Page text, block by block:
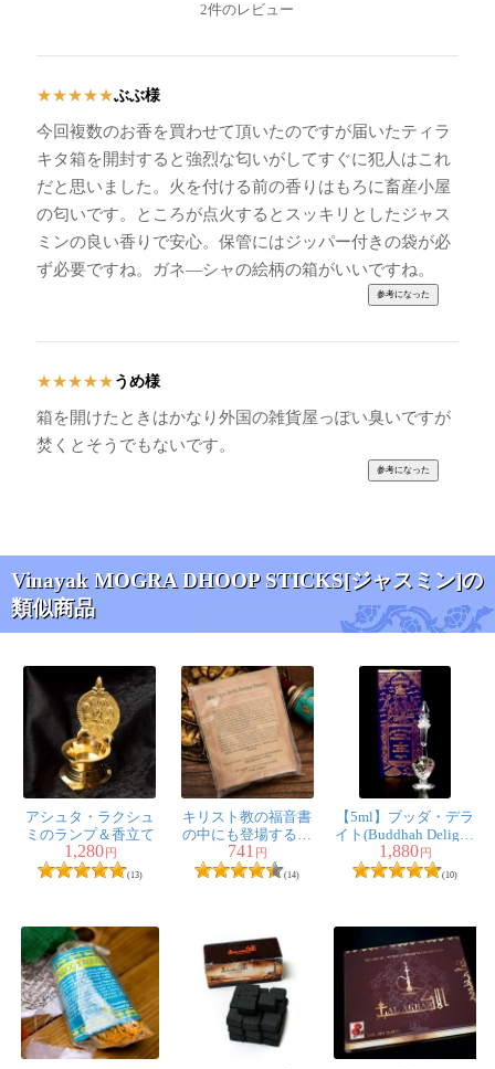
2件のレビュー
★★★★★ぶぶ様
今回複数のお香を買わせて頂いたのですが届いたティラ
キタ箱を開封すると強烈な匂いがしてすぐに犯人はこれ
だと思いました。火を付ける前の香りはもろに畜産小屋
の匂いです。ところが点火するとスッキリとしたジャス
ミンの良い香りで安心。保管にはジッパー付きの袋が必
ず必要ですね。ガネ―シャの絵柄の箱がいいですね。
★★★★★ うめ様
箱を開けたときはかなり外国の雑貨屋っぽい臭いですが
焚くとそうでもないです。
Vinayak MOGRA DHOOP STICKS[ジャスミン]の
類似商品
アシュタ・ラクシュ
ミのランプ＆香立て
1,280 円
(13)
キリスト教の福音書
の中にも登場する香
り - Jattamansi香
741 円
(14)
【5ml】ブッダ・デラ
イト(Buddhah Delight)
- ナチュラルフレグラ
ンスオイル
1,880 円
(10)